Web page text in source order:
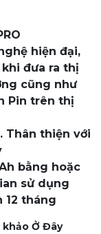
hiện đại,
đưa ra thị
cũng như
Pin trên thị
Thân thiện với
bằng hoặc
sử dụng
12 tháng
Ở Đây